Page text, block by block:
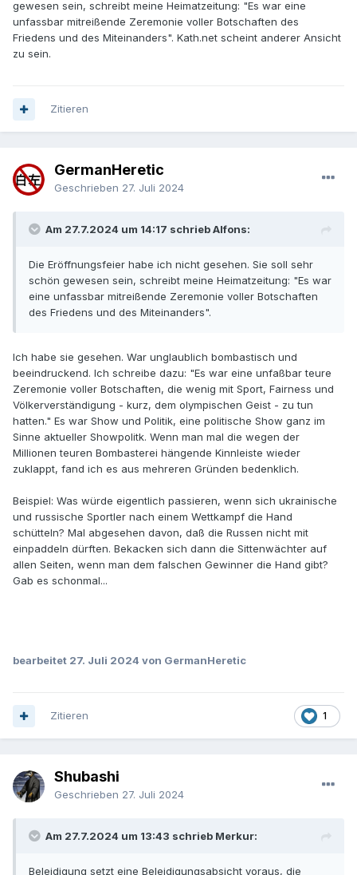
gewesen sein, schreibt meine Heimatzeitung: "Es war eine
unfassbar mitreißende Zeremonie voller Botschaften des
Friedens und des Miteinanders". Kath.net scheint anderer Ansicht
zu sein.
Zitieren
GermanHeretic
Geschrieben 27. Juli 2024
Am 27.7.2024 um 14:17 schrieb Alfons:
Die Eröffnungsfeier habe ich nicht gesehen. Sie soll sehr
schön gewesen sein, schreibt meine Heimatzeitung: "Es war
eine unfassbar mitreißende Zeremonie voller Botschaften
des Friedens und des Miteinanders".
Ich habe sie gesehen. War unglaublich bombastisch und
beeindruckend. Ich schreibe dazu: "Es war eine unfaßbar teure
Zeremonie voller Botschaften, die wenig mit Sport, Fairness und
Völkerverständigung - kurz, dem olympischen Geist - zu tun
hatten." Es war Show und Politik, eine politische Show ganz im
Sinne aktueller Showpolitk. Wenn man mal die wegen der
Millionen teuren Bombasterei hängende Kinnleiste wieder
zuklappt, fand ich es aus mehreren Gründen bedenklich.
Beispiel: Was würde eigentlich passieren, wenn sich ukrainische
und russische Sportler nach einem Wettkampf die Hand
schütteln? Mal abgesehen davon, daß die Russen nicht mit
einpaddeln dürften. Bekacken sich dann die Sittenwächter auf
allen Seiten, wenn man dem falschen Gewinner die Hand gibt?
Gab es schonmal...
bearbeitet 27. Juli 2024 von GermanHeretic
1
Zitieren
Shubashi
Geschrieben 27. Juli 2024
Am 27.7.2024 um 13:43 schrieb Merkur:
Beleidigung setzt eine Beleidigungsabsicht voraus, die